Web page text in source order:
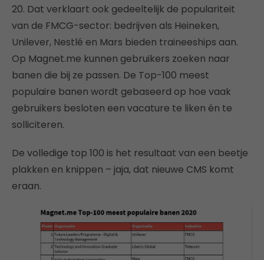
20. Dat verklaart ook gedeeltelijk de populariteit
van de FMCG-sector: bedrijven als Heineken,
Unilever, Nestlé en Mars bieden traineeships aan.
Op Magnet.me kunnen gebruikers zoeken naar
banen die bij ze passen. De Top-100 meest
populaire banen wordt gebaseerd op hoe vaak
gebruikers besloten een vacature te liken én te
solliciteren.
De volledige top 100 is het resultaat van een beetje
plakken en knippen – jaja, dat nieuwe CMS komt
eraan.